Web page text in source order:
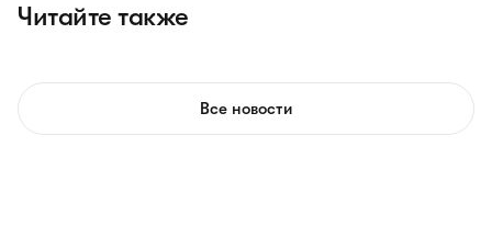
Читайте также
Все новости